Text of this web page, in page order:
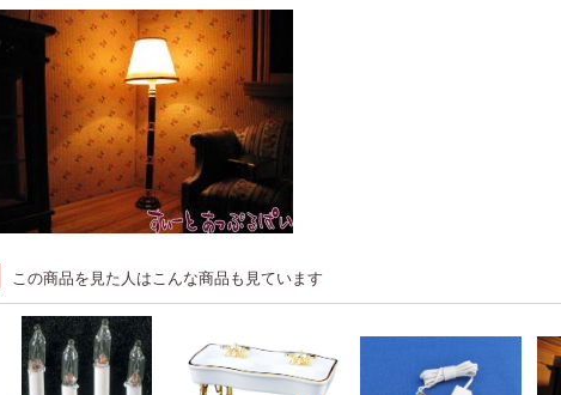
この商品を見た人はこんな商品も見ています